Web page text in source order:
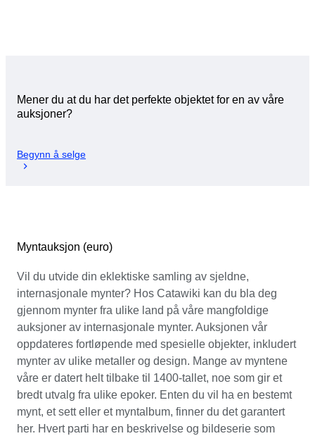
Mener du at du har det perfekte objektet for en av våre
auksjoner?
Begynn å selge
Myntauksjon (euro)
Vil du utvide din eklektiske samling av sjeldne,
internasjonale mynter? Hos Catawiki kan du bla deg
gjennom mynter fra ulike land på våre mangfoldige
auksjoner av internasjonale mynter. Auksjonen vår
oppdateres fortløpende med spesielle objekter, inkludert
mynter av ulike metaller og design. Mange av myntene
våre er datert helt tilbake til 1400-tallet, noe som gir et
bredt utvalg fra ulike epoker. Enten du vil ha en bestemt
mynt, et sett eller et myntalbum, finner du det garantert
her. Hvert parti har en beskrivelse og bildeserie som